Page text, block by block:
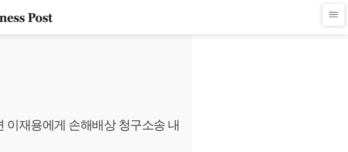
이재용에게 손해배상 청구소송 내